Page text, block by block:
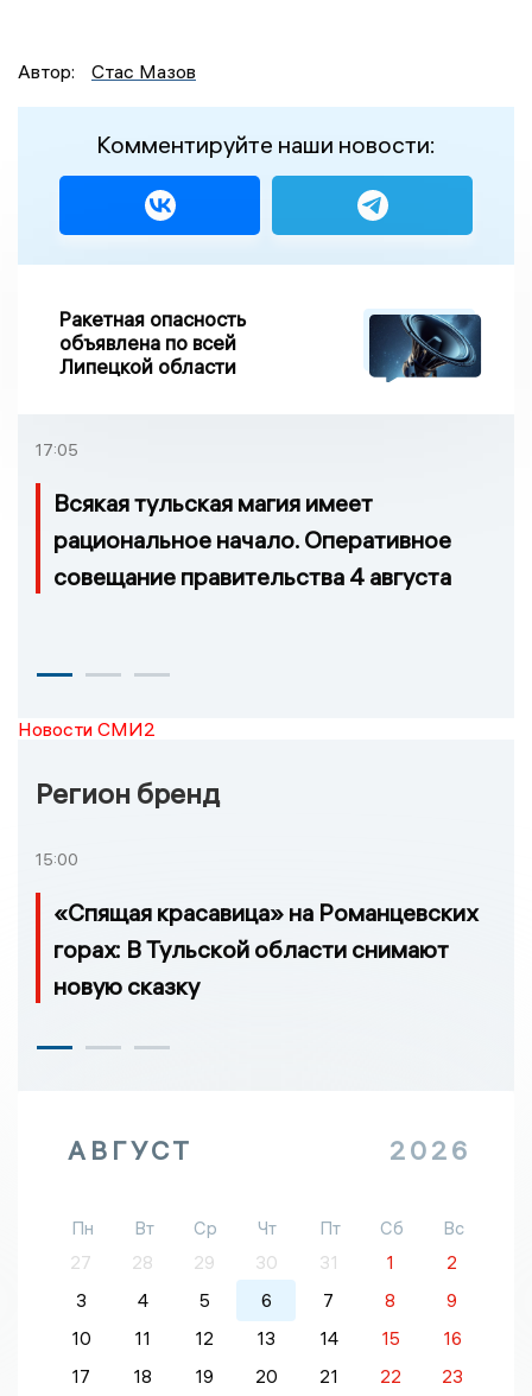
Автор: Стас Мазов
Комментируйте наши новости:
Ракетная опасность
объявлена по всей
Липецкой области
17:05
Всякая тульская магия имеет
рациональное начало. Оперативное
совещание правительства 4 августа
Новости СМИ2
Регион бренд
15:00
«Спящая красавица» на Романцевских
горах: В Тульской области снимают
новую сказку
АВГУСТ 2026
Пн Вт Ср Чт Пт Сб
Вс
27
28 29 30 31 1
2
3
4 5 6 7 8
9
10
11 12 13 14 15
16
17
18 19 20 21 22
23